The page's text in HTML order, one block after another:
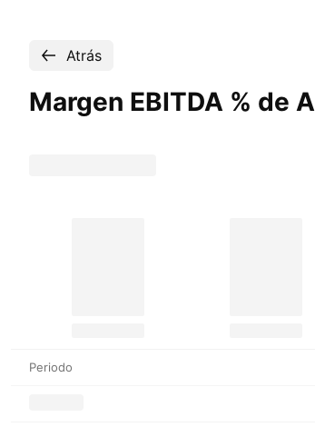
Atrás
Margen EBITDA % de
Periodo